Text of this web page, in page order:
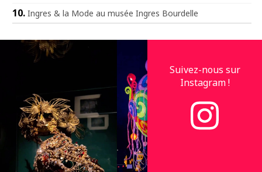
Ingres & la Mode au musée Ingres Bourdelle
Suivez-nous sur
Instagram !